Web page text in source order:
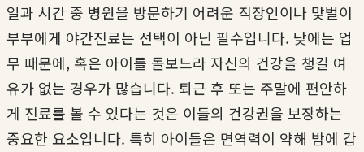
일과 시간 중 병원을 방문하기 어려운 직장인이나 맞벌이
부부에게 야간진료는 선택이 아닌 필수입니다. 낮에는 업
무 때문에, 혹은 아이를 돌보느라 자신의 건강을 챙길 여
유가 없는 경우가 많습니다. 퇴근 후 또는 주말에 편안하
게 진료를 볼 수 있다는 것은 이들의 건강권을 보장하는
중요한 요소입니다. 특히 아이들은 면역력이 약해 밤에 갑